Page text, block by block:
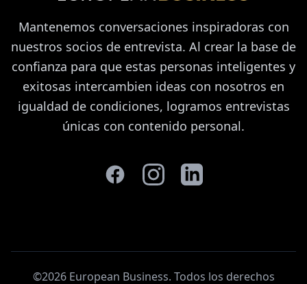
Mantenemos conversaciones inspiradoras con
nuestros socios de entrevista. Al crear la base de
confianza para que estas personas inteligentes y
exitosas intercambien ideas con nosotros en
igualdad de condiciones, logramos entrevistas
únicas con contenido personal.
©2026 European Business. Todos los derechos